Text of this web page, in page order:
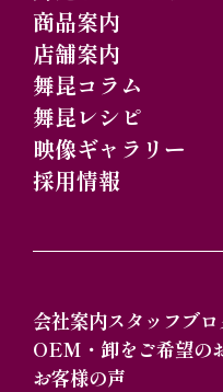
商品案内
店舗案内
舞昆コラム
舞昆レシピ
映像ギャラリー
採用情報
会社案内スタッフブ
OEM・卸をご希望の
お客様の声
ト）|
の可能
「舞昆」。その魅
まりません。私た